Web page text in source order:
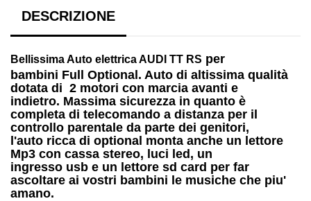
DESCRIZIONE
BellissimaAuto elettrica AUDI TT RS per
bambini Full Optional. Auto di altissima qualità
dotata di 2 motori con marcia avanti e
indietro. Massima sicurezza in quanto è
completa di telecomando a distanza per il
controllo parentale da parte dei genitori,
l'auto ricca di optional monta anche un lettore
Mp3 con cassa stereo, luci led, un
ingresso usb e un lettore sd card per far
ascoltare ai vostri bambini le musiche che piu'
amano.